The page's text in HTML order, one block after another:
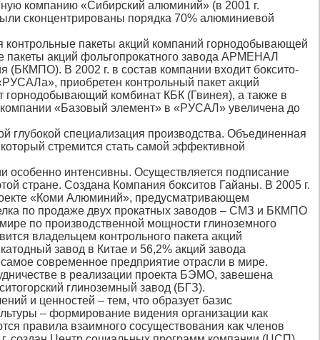
компанию «Сибирский алюминий» (в 2001 г.
сконцентрированы порядка 70% алюминиевой
пакеты акций компаний горнодобывающей
пакеты акций фольгопрокатного завода АРМЕНАЛ
(БКМПО). В 2002 г. в состав компании входит боксито-
приобретен контрольный пакет акций
горнодобывающий комбинат КБК (Гвинея), а также в
«Базовый элемент» в «РУСАЛ» увеличена до
глубокой специализация производства. Объединенная
стремится стать самой эффективной
особенно интенсивны. Осуществляется подписание
стране. Создана Компания бокситов Гайаны. В 2005 г.
«Коми Алюминий», предусматривающем
по продаже двух прокатных заводов – СМЗ и БКМПО
по производственной мощности глиноземного
владельцем контрольного пакета акций
завод в Китае и 56,2% акций завода
современное предприятие отрасли в мире.
в реализации проекта БЭМО, завешена
глиноземный завод (БГЗ).
и ценностей – тем, что образует базис
– формирование видения организации как
правила взаимного сосуществования как членов